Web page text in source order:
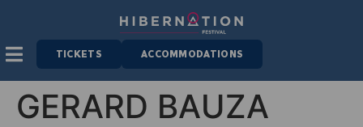
TICKETS ACCOMMODATIONS
GERARD BAUZA